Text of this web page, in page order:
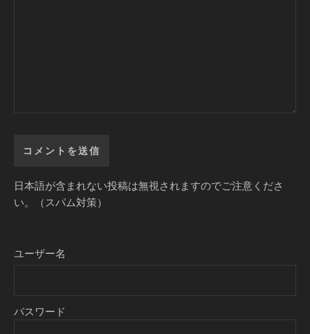
日本語が含まれない投稿は無視されますのでご注意くださ
い。（スパム対策）
ユーザー名
パスワード